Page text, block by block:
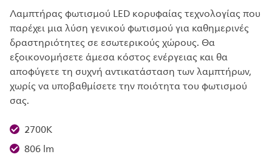
Λαμπτήρας φωτισμού LED κορυφαίας τεχνολογίας που
παρέχει μια λύση γενικού φωτισμού για καθημερινές
δραστηριότητες σε εσωτερικούς χώρους. Θα
εξοικονομήσετε άμεσα κόστος ενέργειας και θα
αποφύγετε τη συχνή αντικατάσταση των λαμπτήρων,
χωρίς να υποβαθμίσετε την ποιότητα του φωτισμού
σας.
2700K
806 lm